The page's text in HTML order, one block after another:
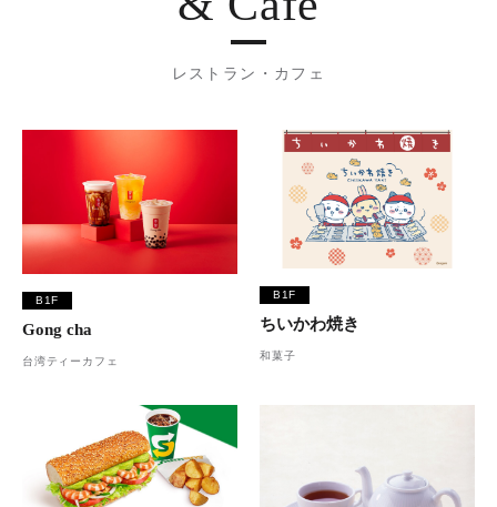
レストラン・カフェ
B1F
Gong cha
台湾ティーカフェ
B1F
ちいかわ焼き
和菓子